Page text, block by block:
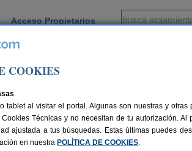
Acceso Propietarios
COOKIES
.
al visitar el portal. Algunas son nuestras y otras
Técnicas y no necesitan de tu autorización. Al
ajustada a tus búsquedas. Estas últimas puedes
en nuestra POLÍTICA DE COOKIES.